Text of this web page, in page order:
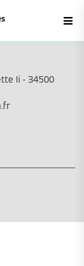
Ii - 34500